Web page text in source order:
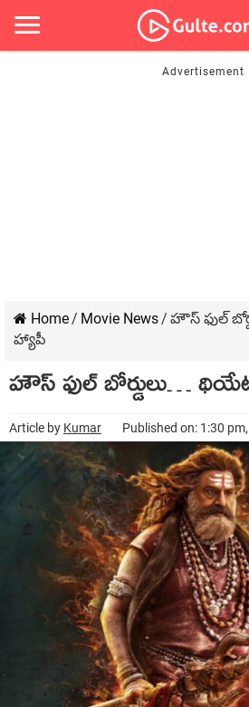
Home/ Movie News/ హౌస్ ఫుల్
హ్యాపీ
హౌస్ ఫుల్ బోర్డులు…
Article by Kumar Published on: 1:30